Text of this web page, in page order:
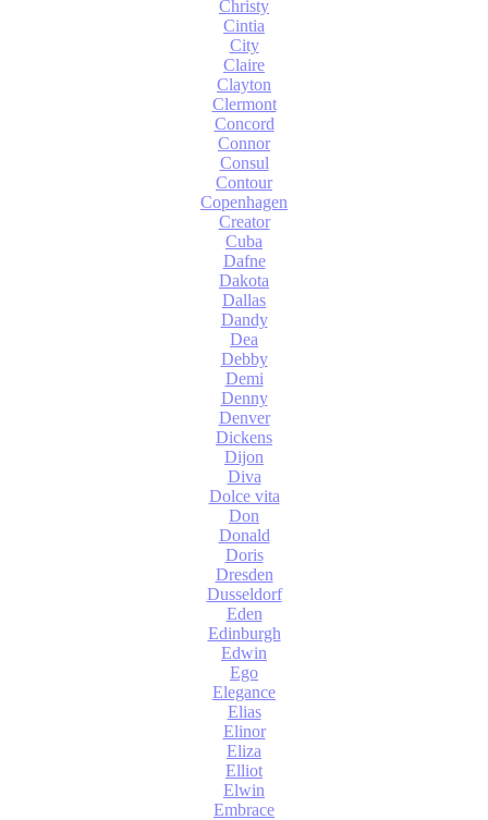
Christy
Cintia
City
Claire
Clayton
Clermont
Concord
Connor
Consul
Contour
Copenhagen
Creator
Cuba
Dafne
Dakota
Dallas
Dandy
Dea
Debby
Demi
Denny
Denver
Dickens
Dijon
Diva
Dolce vita
Don
Donald
Doris
Dresden
Dusseldorf
Eden
Edinburgh
Edwin
Ego
Elegance
Elias
Elinor
Eliza
Elliot
Elwin
Embrace